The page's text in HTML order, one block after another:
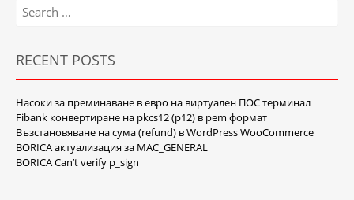
Search
for:
RECENT POSTS
Насоки за преминаване в евро на виртуален ПОС терминал
Fibank конвертиране на pkcs12 (p12) в pem формат
Възстановяване на сума (refund) в WordPress WooCommerce
BORICA актуализация за MAC_GENERAL
BORICA Can’t verify p_sign